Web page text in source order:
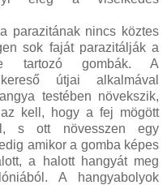
parazitának nincs köztes
sok faját parazitálják a
tartozó gombák. A
útjai alkalmával
testében növekszik,
kell, hogy a fej mögött
s ott növesszen egy
amikor a gomba képes
a halott hangyát meg
A hangyabolyok